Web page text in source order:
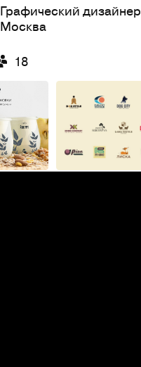
Графический дизайнер
Москва
18